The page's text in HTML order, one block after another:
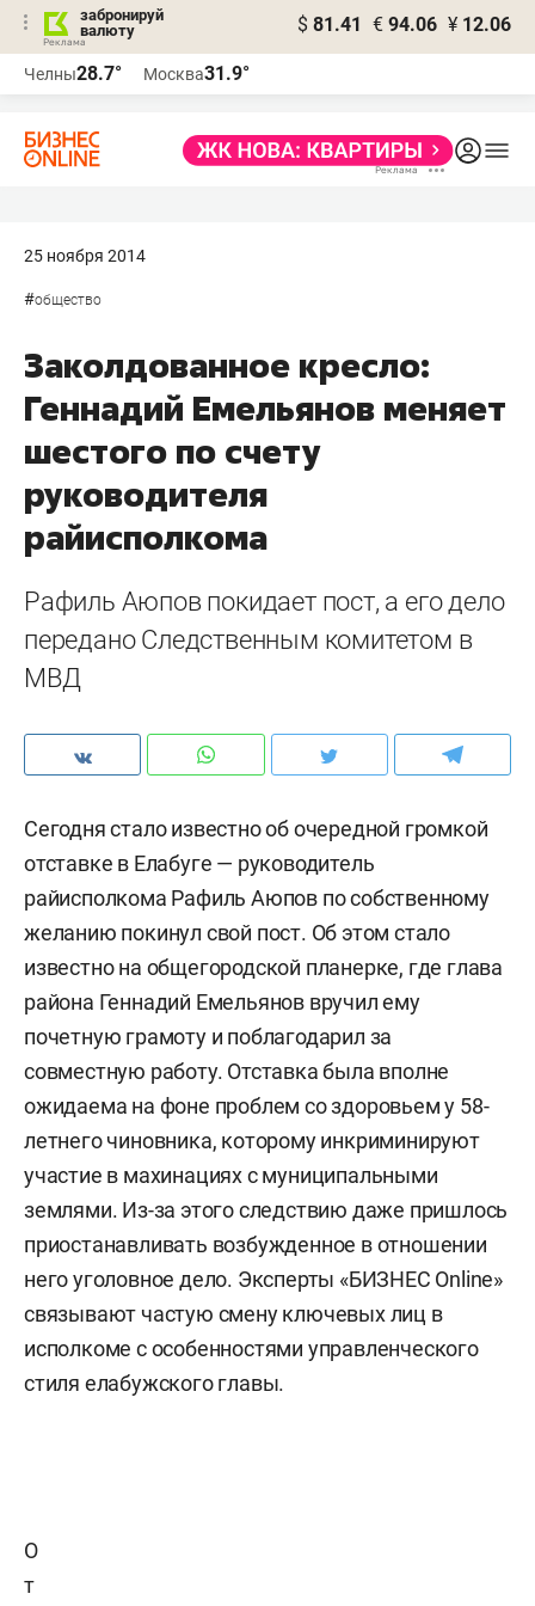
забронируй
валюту
$ 81.41 € 94.06 ¥ 12.06
Челны28.7° Москва31.9°
25 ноября 2014
#общество
Заколдованное кресло:
Геннадий Емельянов меняет
шестого по счету
руководителя
райисполкома
Рафиль Аюпов покидает пост, а его дело
передано Следственным комитетом в
МВД
Сегодня стало известно об очередной громкой
отставке в Елабуге — руководитель
райисполкома Рафиль Аюпов по собственному
желанию покинул свой пост. Об этом стало
известно на общегородской планерке, где глава
района Геннадий Емельянов вручил ему
почетную грамоту и поблагодарил за
совместную работу. Отставка была вполне
ожидаема на фоне проблем со здоровьем у 58-
летнего чиновника, которому инкриминируют
участие в махинациях с муниципальными
землями. Из-за этого следствию даже пришлось
приостанавливать возбужденное в отношении
него уголовное дело. Эксперты «БИЗНЕС Online»
связывают частую смену ключевых лиц в
исполкоме с особенностями управленческого
стиля елабужского главы.
О
т